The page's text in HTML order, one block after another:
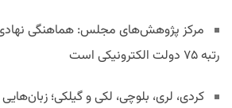
مرکز پژوهش‌های مجلس: هماهنگی
رتبه ۷۵ دولت الکترونیکی است
کردی، لری، بلوچی، لکی و گیلکی؛